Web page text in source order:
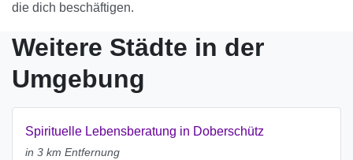
die dich beschäftigen.
Weitere Städte in der
Umgebung
Spirituelle Lebensberatung in Doberschütz
in 3 km Entfernung